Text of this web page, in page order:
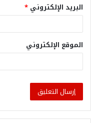
البريد الإلكتروني *
الموقع الإلكتروني